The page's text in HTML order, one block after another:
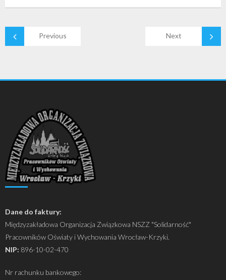
Previous Next
Dane do faktury:
Międzyzakładowa Organizacja Związkowa NSZZ "Solidarność"
Pracowników Oświaty i Wychowania Wrocław-Krzyki.
NIP: 896-10-02-470
Nr rachunku bankowego: